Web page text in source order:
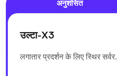
अनुशंसित
उल्टा-X3
लगातार प्रदर्शन के लिए स्थिर सर्वर.